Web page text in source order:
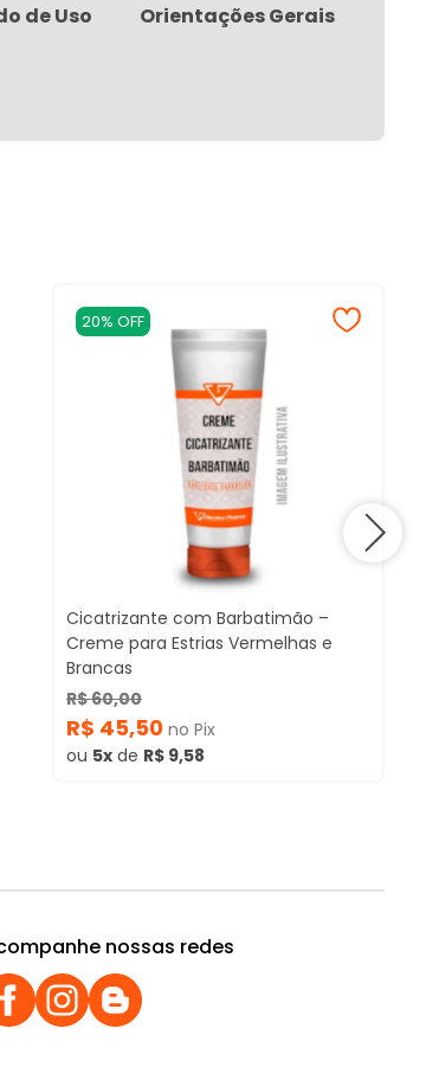
de Uso Orientações Gerais
20% OFF
Cicatrizante com Barbatimão –
Creme para Estrias Vermelhas e
Brancas
R$ 60,00
R$ 45,50 no Pix
ou 5x de R$ 9,58
nossas redes